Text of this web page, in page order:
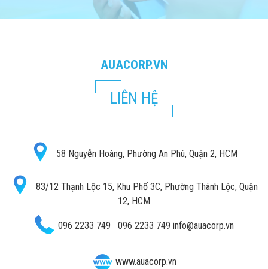
AUACORP.VN
LIÊN HỆ
58 Nguyễn Hoàng, Phường An Phú, Quận 2, HCM
83/12 Thạnh Lộc 15, Khu Phố 3C, Phường Thành Lộc, Quận
12, HCM
096 2233 749 096 2233 749 info@auacorp.vn
www.auacorp.vn